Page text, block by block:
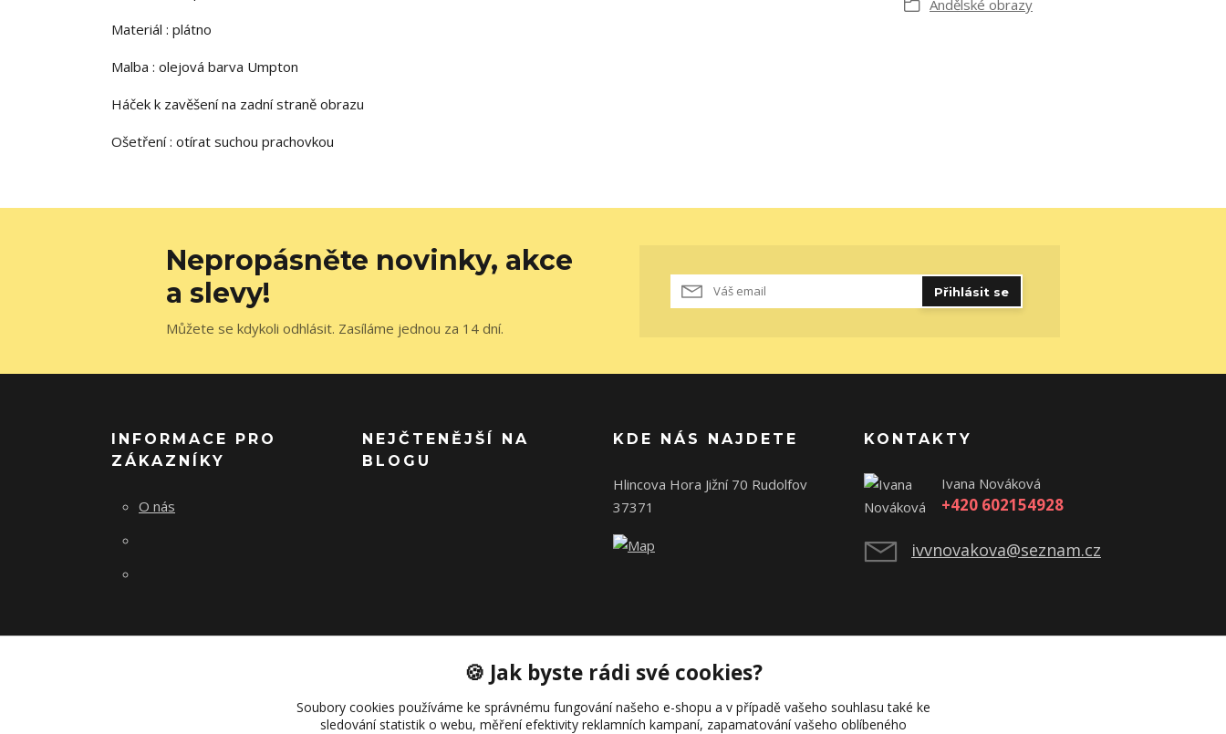
Materiál : plátno
Malba : olejová barva Umpton
Háček k zavěšení na zadní straně obrazu
Ošetření : otírat suchou prachovkou
Andělské obrazy
Nepropásněte novinky, akce
a slevy!
Můžete se kdykoli odhlásit. Zasíláme jednou za 14 dní.
Přihlásit se
INFORMACE PRO
ZÁKAZNÍKY
O nás
NEJČTENĚJŠÍ NA
BLOGU
KDE NÁS NAJDETE
Hlincova Hora Jižní 70 Rudolfov
37371
KONTAKTY
Ivana Nováková
+420 602154928
ivvnovakova@seznam.cz
🍪 Jak byste rádi své cookies?
Soubory cookies používáme ke správnému fungování našeho e-shopu a v případě vašeho souhlasu také ke
sledování statistik o webu, měření efektivity reklamních kampaní, zapamatování vašeho oblíbeného